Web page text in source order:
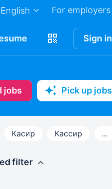
For employers
English
Sign in
jobs Pick up jobs
Касир Кассир ...
filter